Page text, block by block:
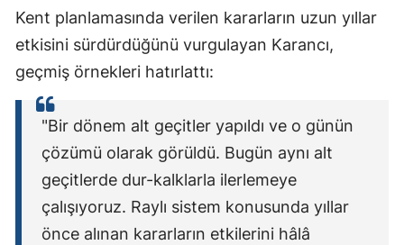
Kent planlamasında verilen kararların uzun yıllar
etkisini sürdürdüğünü vurgulayan Karancı,
geçmiş örnekleri hatırlattı:
"Bir dönem alt geçitler yapıldı ve o günün
çözümü olarak görüldü. Bugün aynı alt
geçitlerde dur-kalklarla ilerlemeye
çalışıyoruz. Raylı sistem konusunda yıllar
önce alınan kararların etkilerini hâlâ